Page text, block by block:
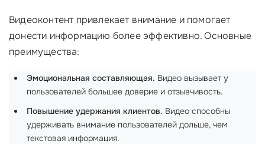
Видеоконтент привлекает внимание и помогает
донести информацию более эффективно. Основные
преимущества:
Эмоциональная составляющая. Видео вызывает у
пользователей большее доверие и отзывчивость.
Повышение удержания клиентов. Видео способны
удерживать внимание пользователей дольше, чем
текстовая информация.